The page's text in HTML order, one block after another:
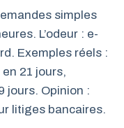
simples
L’odeur : e-
Exemples réels :
21 jours,
jours. Opinion :
litiges bancaires.